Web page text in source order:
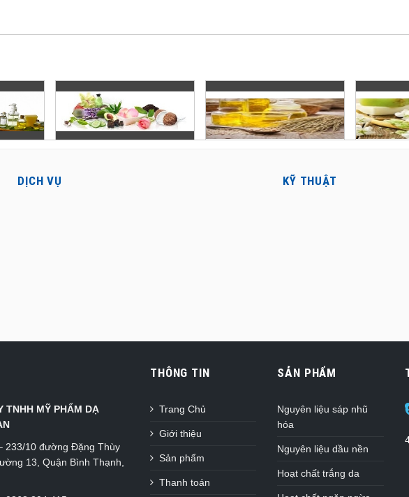
DỊCH VỤ KỸ THUẬT
TNHH MỸ PHẨM DẠ
233/10 đường Đặng Thùy
13, Quận Bình Thạnh,
THÔNG TIN
Trang Chủ
Giới thiệu
Sản phẩm
Thanh toán
SẢN PHẨM
Nguyên liệu sáp nhũ
hóa
Nguyên liệu dầu nền
Hoạt chất trắng da